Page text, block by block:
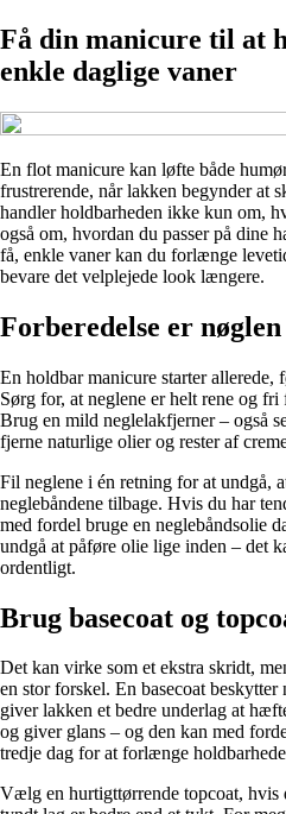
Få din manicure til at
enkle daglige vaner
En flot manicure kan løfte både
frustrerende, når lakken begynder at
handler holdbarheden ikke kun om,
også om, hvordan du passer på dine
få, enkle vaner kan du forlænge
bevare det velplejede look længere.
Forberedelse er nøglen
En holdbar manicure starter allerede,
Sørg for, at neglene er helt rene og
Brug en mild neglelakfjerner – også
fjerne naturlige olier og rester af
Fil neglene i én retning for at undgå,
neglebåndene tilbage. Hvis du har
med fordel bruge en neglebåndsolie
undgå at påføre olie lige inden – det
ordentligt.
Brug basecoat og
Det kan virke som et ekstra skridt,
en stor forskel. En basecoat
giver lakken et bedre underlag at
og giver glans – og den kan med
tredje dag for at forlænge
Vælg en hurtigttørrende topcoat, hvis